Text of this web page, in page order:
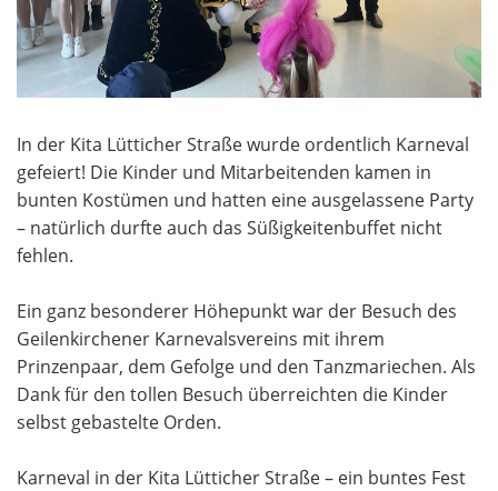
In der Kita Lütticher Straße wurde ordentlich Karneval
gefeiert! Die Kinder und Mitarbeitenden kamen in
bunten Kostümen und hatten eine ausgelassene Party
– natürlich durfte auch das Süßigkeitenbuffet nicht
fehlen.
Ein ganz besonderer Höhepunkt war der Besuch des
Geilenkirchener Karnevalsvereins mit ihrem
Prinzenpaar, dem Gefolge und den Tanzmariechen. Als
Dank für den tollen Besuch überreichten die Kinder
selbst gebastelte Orden.
Karneval in der Kita Lütticher Straße – ein buntes Fest